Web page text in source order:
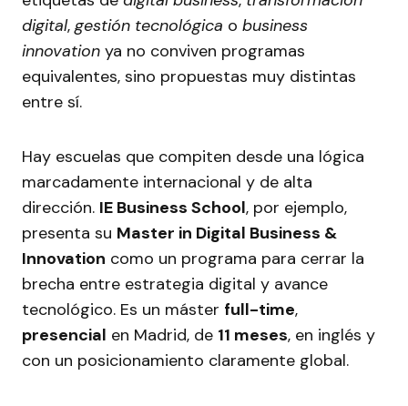
digital,gestión tecnológica o business
innovation ya no conviven programas
equivalentes, sino propuestas muy distintas
entre sí.
Hay escuelas que compiten desde una lógica
marcadamente internacional y de alta
dirección. IE Business School, por ejemplo,
presenta su Master in Digital Business &
Innovation como un programa para cerrar la
brecha entre estrategia digital y avance
tecnológico. Es un máster full-time,
presencial en Madrid, de 11 meses, en inglés y
con un posicionamiento claramente global.